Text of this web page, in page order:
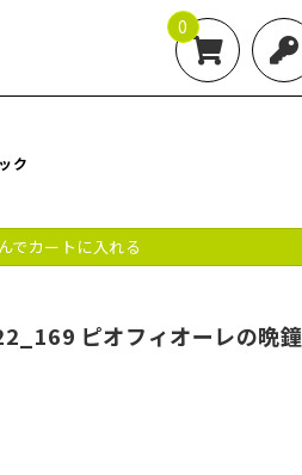
0
ク
でカートに入れる
ピオフィオーレの晩鐘